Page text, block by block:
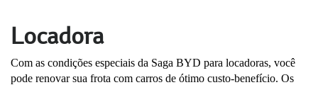
Locadora
Com as condições especiais da Saga BYD para locadoras, você
pode renovar sua frota com carros de ótimo custo-benefício. Os